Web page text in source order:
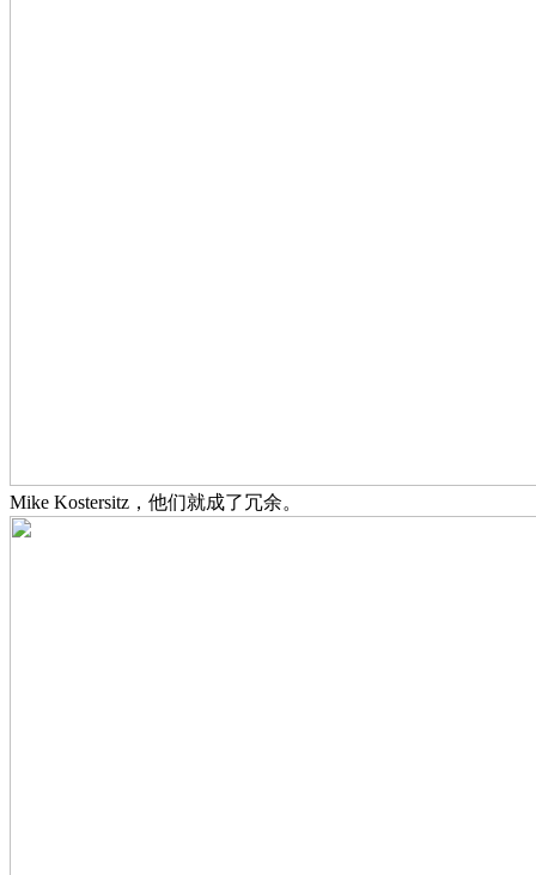
Mike Kostersitz，他们就成了冗余。